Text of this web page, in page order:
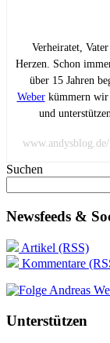
Verheiratet,
Herzen. Schon
über 15 Jahren
Weberkümmern wir
und
www.andysblog.de/
Suchen
Newsfeeds &
Artikel (RSS)
Kommentare
Unterstützen